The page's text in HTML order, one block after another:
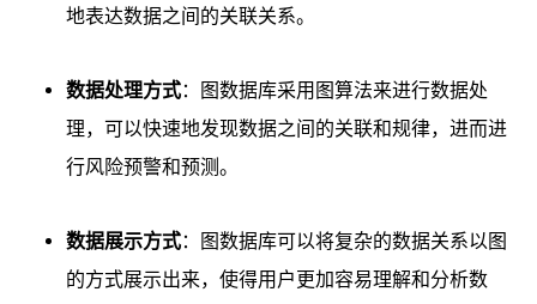
地表达数据之间的关联关系。
数据处理方式：图数据库采用图算法来进行数据处
理，可以快速地发现数据之间的关联和规律，进而进
行风险预警和预测。
数据展示方式：图数据库可以将复杂的数据关系以图
的方式展示出来，使得用户更加容易理解和分析数